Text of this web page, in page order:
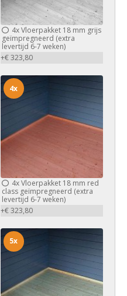
4xVloerpakket 18 mm grijs
geïmpregneerd (extra
levertijd 6-7 weken)
+€ 323,80
4xVloerpakket 18 mm red
class geïmpregneerd (extra
levertijd 6-7 weken)
+€ 323,80
4x
5x